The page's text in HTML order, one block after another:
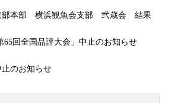
部本部 横浜観魚会支部 弐歳会 結果
65回全国品評大会」中止のお知らせ
のお知らせ